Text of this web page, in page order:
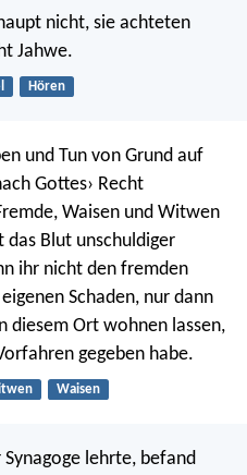
nicht, sie achteten
Jahwe.
Hören
und Tun von Grund auf
Gottes› Recht
Waisen und Witwen
Blut unschuldiger
ihr nicht den fremden
Schaden, nur dann
diesem Ort wohnen lassen,
gegeben habe.
Waisen
Synagoge lehrte, befand